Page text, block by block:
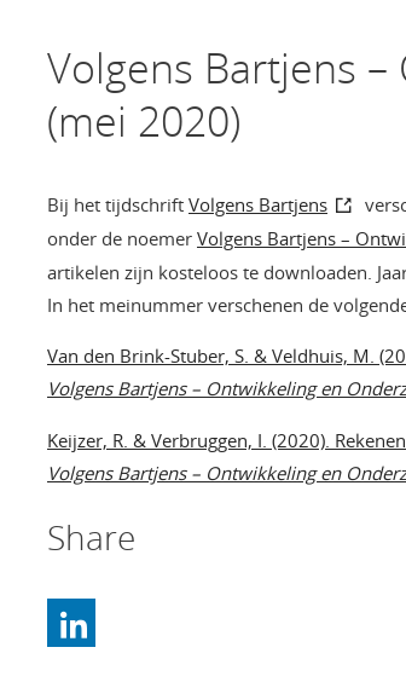
Volgens Bartjens
(mei 2020)
Bij het tijdschrift Volgens Bartjens
onder de noemer Volgens Bartjens –
artikelen zijn kosteloos te downloaden.
In het meinummer verschenen de
Van den Brink-Stuber, S. & Veldhuis, M.
Volgens Bartjens – Ontwikkeling en
Keijzer, R. & Verbruggen, I. (2020).
Volgens Bartjens – Ontwikkeling en
Share